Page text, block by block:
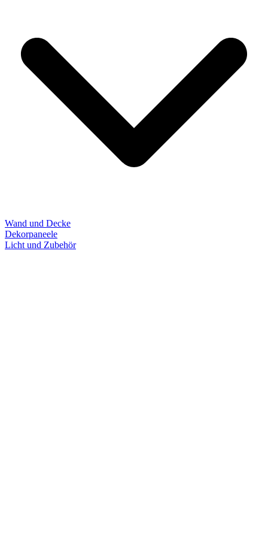
Wand und Decke
Dekorpaneele
Licht und Zubehör